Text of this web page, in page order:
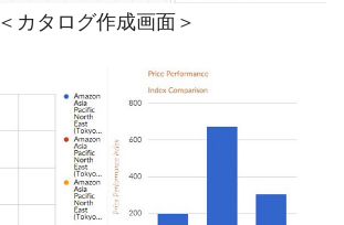
＜カタログ作成画面＞